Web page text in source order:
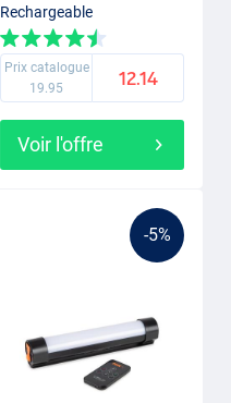
Rechargeable
Prix catalogue
19.95
12.14
Voir l'offre
-5%